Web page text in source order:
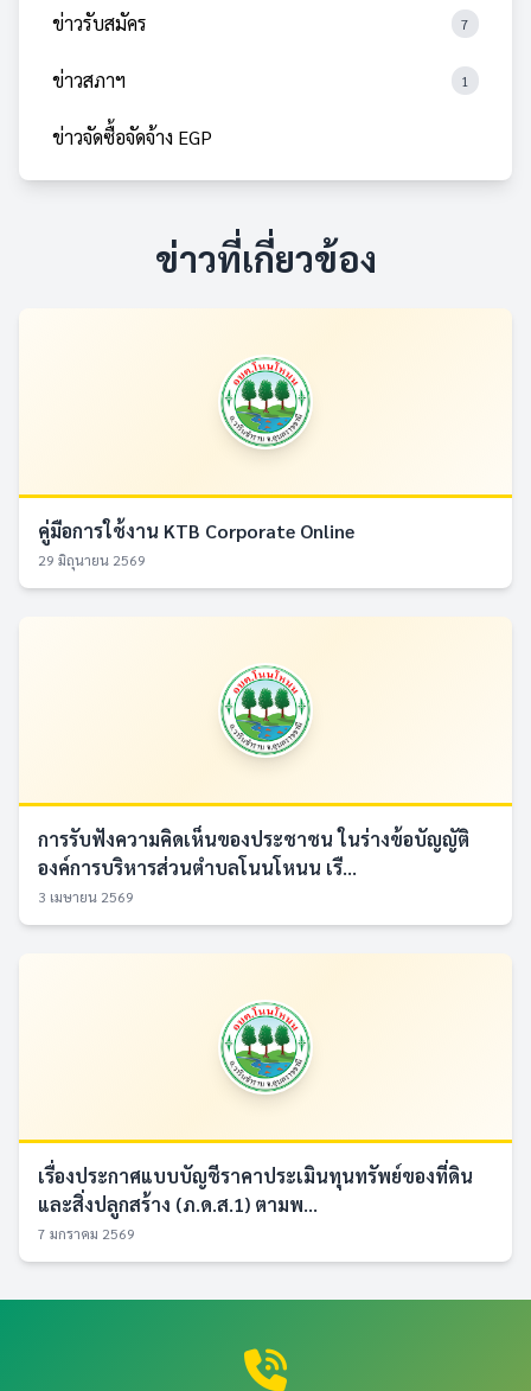
ข่าวรับสมัคร 7
ข่าวสภาฯ 1
ข่าวจัดซื้อจัดจ้าง EGP
ข่าวที่เกี่ยวข้อง
คู่มือการใช้งาน KTB Corporate Online
29 มิถุนายน 2569
การรับฟังความคิดเห็นของประชาชน ในร่างข้อบัญญัติ
องค์การบริหารส่วนตำบลโนนโหนน เรื...
3 เมษายน 2569
เรื่องประกาศแบบบัญชีราคาประเมินทุนทรัพย์ของที่ดิน
และสิ่งปลูกสร้าง (ภ.ด.ส.1) ตามพ...
7 มกราคม 2569